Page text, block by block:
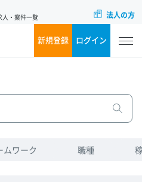
人・案件一覧 法人の方
新規登録 ログイン
ムワーク 職種